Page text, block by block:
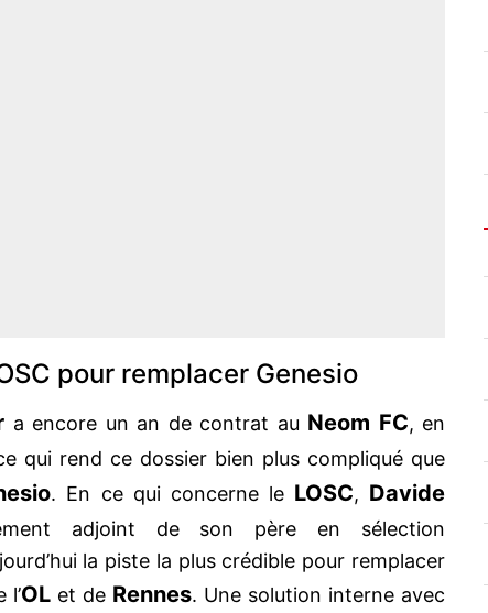
pour remplacer Genesio
a encore un an de contrat au Neom FC, en
qui rend ce dossier bien plus compliqué que
. En ce qui concerne leLOSC, Davide
adjoint de son père en sélection
la piste la plus crédible pour remplacer
l’OL et de Rennes. Une solution interne avec